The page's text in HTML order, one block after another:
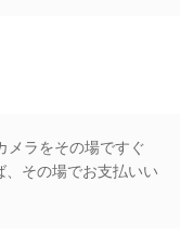
メラをその場ですぐ
その場でお支払いい